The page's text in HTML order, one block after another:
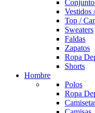
Vestidos
Top /
Sweaters
Faldas
Zapatos
Ropa
Shorts
Hombre
Polos
Ropa